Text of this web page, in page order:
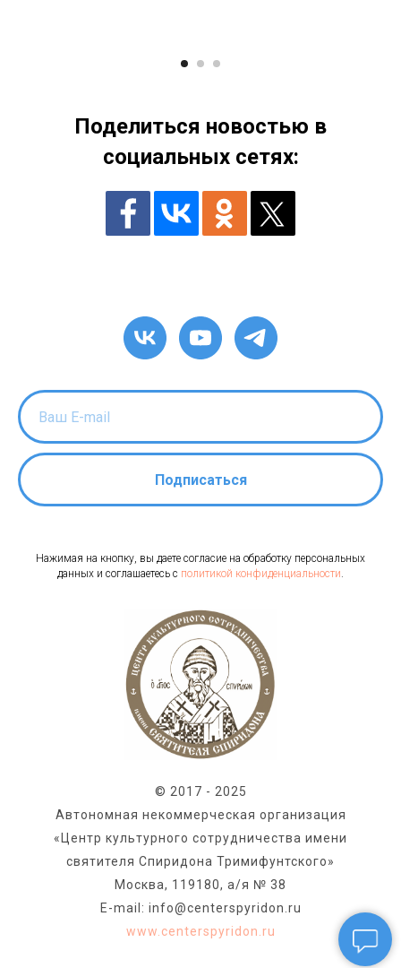
Поделиться новостью в
социальных сетях:
Подписаться
Нажимая на кнопку, вы даете согласие на обработку персональных
данных и соглашаетесь c политикой конфиденциальности.
© 2017 - 2025
Автономная некоммерческая организация
«Центр культурного сотрудничества имени
святителя Спиридона Тримифунтского»
Москва, 119180, а/я № 38
E-mail: info@centerspyridon.ru
www.centerspyridon.ru